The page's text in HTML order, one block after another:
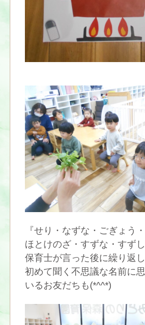
『せり・なずな・ごぎょう
ほとけのざ・すずな・すずし
保育士が言った後に繰り返し
初めて聞く不思議な名前に
いるお友だちも(*^^*)